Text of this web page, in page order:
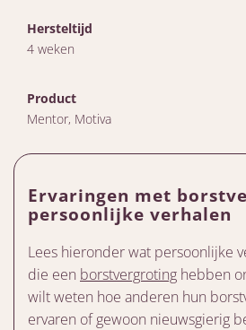
Hersteltijd
4 weken
Product
Mentor, Motiva
Ervaringen met
persoonlijke verhalen
Lees hieronder wat persoonlijke
die een borstvergroting hebben
wilt weten hoe anderen hun
ervaren of gewoon nieuwsgierig